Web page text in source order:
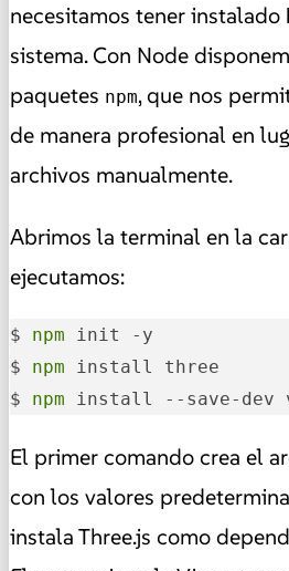
necesitamos tener instalado
sistema. Con Node
paquetes npm, que nos
de manera profesional en
archivos manualmente.
Abrimos la terminal en la
ejecutamos:
$ npm init -y
$ npm install three
$ npm install --save-dev
El primer comando crea el
con los valores
instala Three.js como